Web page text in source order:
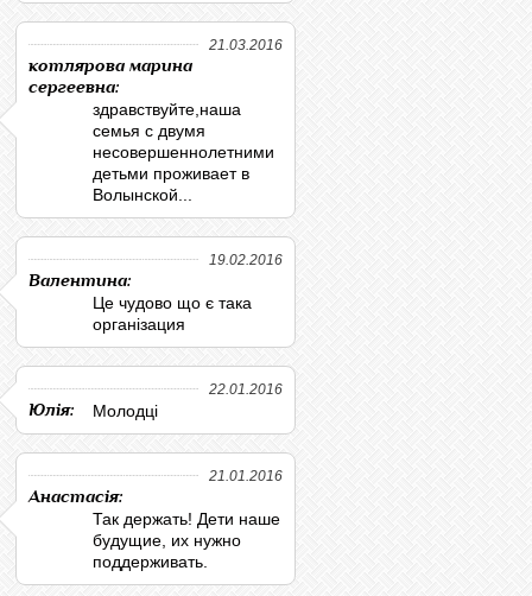
21.03.2016
котлярова марина
сергеевна:
здравствуйте,наша
семья с двумя
несовершеннолетними
детьми проживает в
Волынской...
19.02.2016
Валентина:
Це чудово що є така
організация
22.01.2016
Юлія: Молодці
21.01.2016
Анастасія:
Так держать! Дети наше
будущие, их нужно
поддерживать.